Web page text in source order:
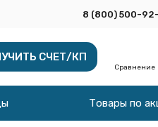
8 (800) 500-
СЧЕТ/КП
Сравнение
Товары по